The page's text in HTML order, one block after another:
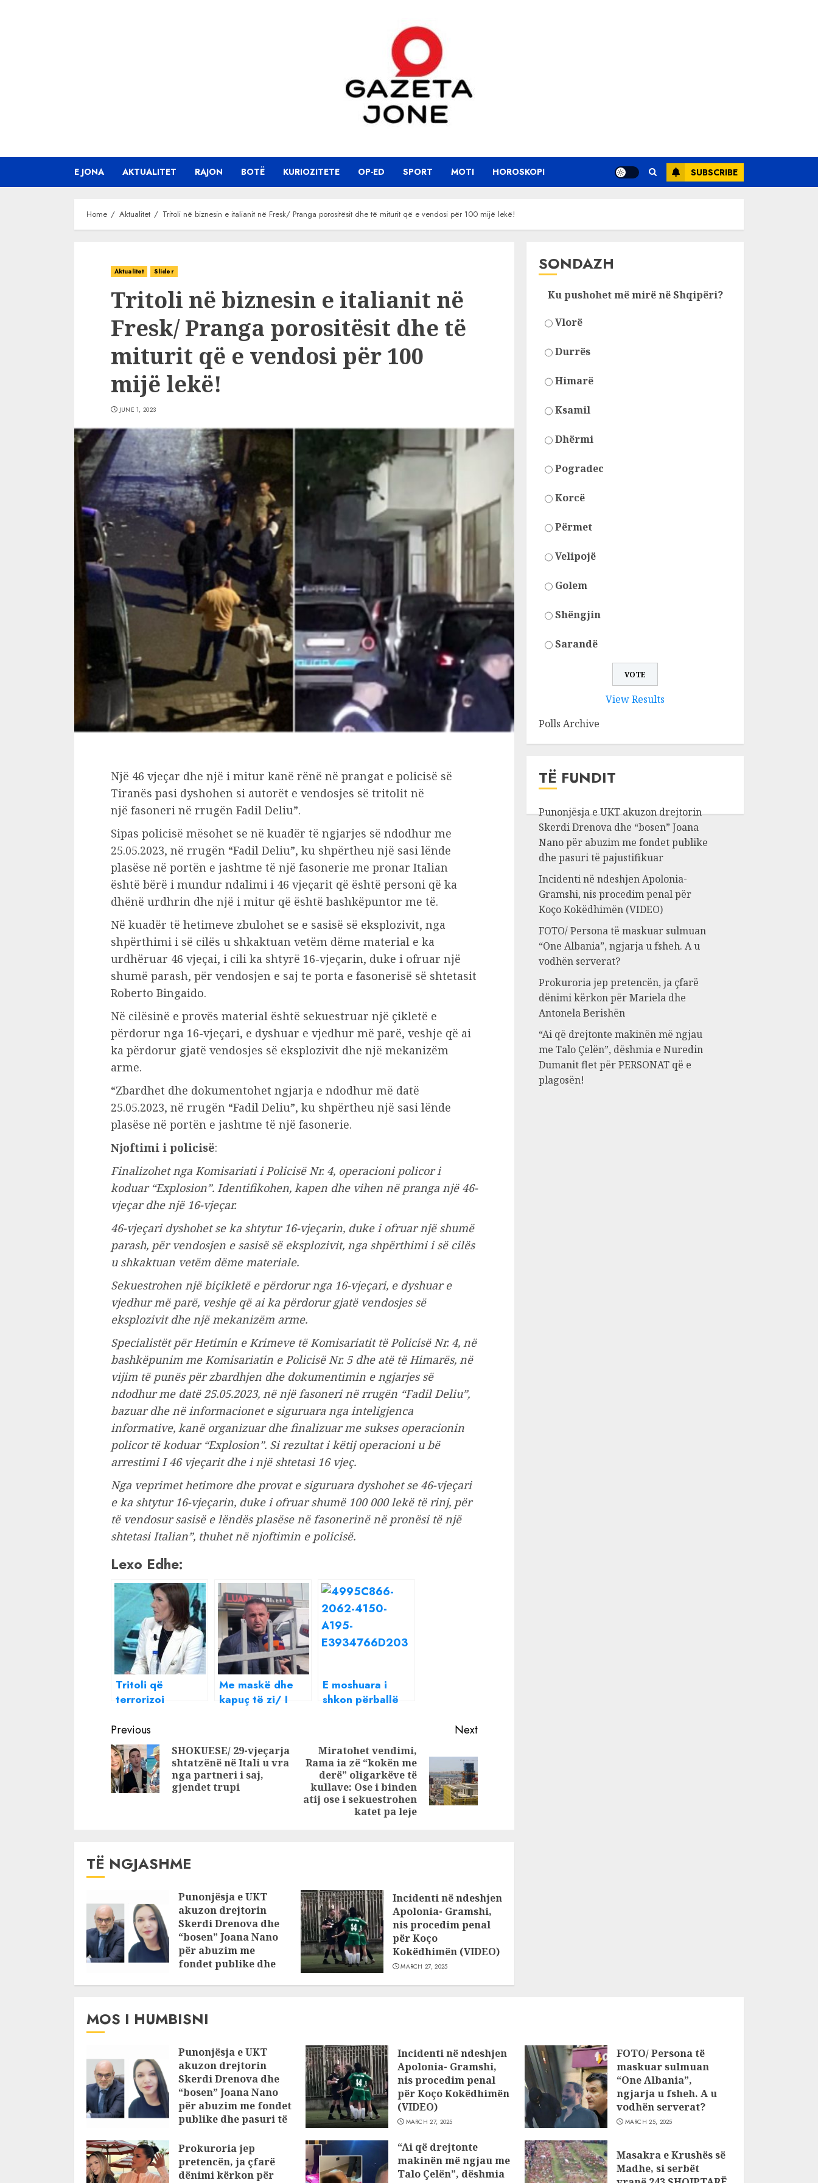
E JONA AKTUALITET RAJON BOTË KURIOZITETE OP-ED SPORT MOTI HOROSKOPI SUBSCRIBE
Home Aktualitet Tritoli në biznesin e italianit në Fresk/ Pranga porositësit dhe të miturit që e vendosi për 100 mijë lekë!
Aktualitet Slider
Tritoli në biznesin e italianit në
Fresk/ Pranga porositësit dhe të
miturit që e vendosi për 100
mijë lekë!
JUNE 1, 2023
Një 46 vjeçar dhe një i mitur kanë rënë në prangat e policisë së
Tiranës pasi dyshohen si autorët e vendosjes së tritolit në
një fasoneri në rrugën Fadil Deliu”.
Sipas policisë mësohet se në kuadër të ngjarjes së ndodhur me
25.05.2023, në rrugën “Fadil Deliu”, ku shpërtheu një sasi lënde
plasëse në portën e jashtme të një fasonerie me pronar Italian
është bërë i mundur ndalimi i 46 vjeçarit që është personi që ka
dhënë urdhrin dhe një i mitur që është bashkëpuntor me të.
Në kuadër të hetimeve zbulohet se e sasisë së eksplozivit, nga
shpërthimi i së cilës u shkaktuan vetëm dëme material e ka
urdhëruar 46 vjeçai, i cili ka shtyrë 16-vjeçarin, duke i ofruar një
shumë parash, për vendosjen e saj te porta e fasonerisë së shtetasit
Roberto Bingaido.
Në cilësinë e provës material është sekuestruar një çikletë e
përdorur nga 16-vjeçari, e dyshuar e vjedhur më parë, veshje që ai
ka përdorur gjatë vendosjes së eksplozivit dhe një mekanizëm
arme.
“Zbardhet dhe dokumentohet ngjarja e ndodhur më datë
25.05.2023, në rrugën “Fadil Deliu”, ku shpërtheu një sasi lënde
plasëse në portën e jashtme të një fasonerie.
Njoftimi i policisë:
Finalizohet nga Komisariati i Policisë Nr. 4, operacioni policor i
koduar “Explosion”. Identifikohen, kapen dhe vihen në pranga një 46-
vjeçar dhe një 16-vjeçar.
46-vjeçari dyshohet se ka shtytur 16-vjeçarin, duke i ofruar një shumë
parash, për vendosjen e sasisë së eksplozivit, nga shpërthimi i së cilës
u shkaktuan vetëm dëme materiale.
Sekuestrohen një biçikletë e përdorur nga 16-vjeçari, e dyshuar e
vjedhur më parë, veshje që ai ka përdorur gjatë vendosjes së
eksplozivit dhe një mekanizëm arme.
Specialistët për Hetimin e Krimeve të Komisariatit të Policisë Nr. 4, në
bashkëpunim me Komisariatin e Policisë Nr. 5 dhe atë të Himarës, në
vijim të punës për zbardhjen dhe dokumentimin e ngjarjes së
ndodhur me datë 25.05.2023, në një fasoneri në rrugën “Fadil Deliu”,
bazuar dhe në informacionet e siguruara nga inteligjenca
informative, kanë organizuar dhe finalizuar me sukses operacionin
policor të koduar “Explosion”. Si rezultat i këtij operacioni u bë
arrestimi I 46 vjeçarit dhe i një shtetasi 16 vjeç.
Nga veprimet hetimore dhe provat e siguruara dyshohet se 46-vjeçari
e ka shtytur 16-vjeçarin, duke i ofruar shumë 100 000 lekë të rinj, për
të vendosur sasisë e lëndës plasëse në fasonerinë në pronësi të një
shtetasi Italian”, thuhet në njoftimin e policisë.
Lexo Edhe:
Tritoli që
terrorizoi
Klodiana Lala
zbulon detaje
tronditëse. Kush
po kërcënon
biznesin?
Me maskë dhe
kapuç të zi/ I
në Durrës, në
pranga 33-vjeçari
nga Kruja!
E moshuara i
shkon përballë
mijë lekë
pension! Rama: E
more bonusin 30
mijë lekë? Shko
ulu aty tani
Continue
Reading
Previous
Previous
post:
SHOKUESE/ 29-vjeçarja
shtatzënë në Itali u vra
nga partneri i saj,
gjendet trupi
Next
post:
Miratohet vendimi,
Rama ia zë “kokën me
derë” oligarkëve të
kullave: Ose i binden
atij ose i sekuestrohen
katet pa leje
TË NGJASHME
Punonjësja e UKT
akuzon drejtorin
Skerdi Drenova dhe
“bosen” Joana Nano
për abuzim me
fondet publike dhe
Incidenti në ndeshjen
Apolonia- Gramshi,
nis procedim penal
për Koço
Kokëdhimën (VIDEO)
MARCH 27, 2025
SONDAZH
Ku pushohet më mirë në Shqipëri?
Vlorë
Durrës
Himarë
Ksamil
Dhërmi
Pogradec
Korcë
Përmet
Velipojë
Golem
Shëngjin
Sarandë
View Results
Polls Archive
TË FUNDIT
Punonjësja e UKT akuzon drejtorin
Skerdi Drenova dhe “bosen” Joana
Nano për abuzim me fondet publike
dhe pasuri të pajustifikuar
Incidenti në ndeshjen Apolonia-
Gramshi, nis procedim penal për
Koço Kokëdhimën (VIDEO)
FOTO/ Persona të maskuar sulmuan
“One Albania”, ngjarja u fsheh. A u
vodhën serverat?
Prokuroria jep pretencën, ja çfarë
dënimi kërkon për Mariela dhe
Antonela Berishën
“Ai që drejtonte makinën më ngjau
me Talo Çelën”, dëshmia e Nuredin
Dumanit flet për PERSONAT që e
plagosën!
MOS I HUMBISNI
Punonjësja e UKT
akuzon drejtorin
Skerdi Drenova dhe
“bosen” Joana Nano
për abuzim me fondet
publike dhe pasuri të
JULY 24, 2025
Incidenti në ndeshjen
Apolonia- Gramshi,
nis procedim penal
për Koço Kokëdhimën
(VIDEO)
MARCH 27, 2025
FOTO/ Persona të
maskuar sulmuan
“One Albania”,
ngjarja u fsheh. A u
vodhën serverat?
MARCH 25, 2025
Prokuroria jep
pretencën, ja çfarë
dënimi kërkon për
“Ai që drejtonte
makinën më ngjau me
Talo Çelën”, dëshmia
Masakra e Krushës së
Madhe, si serbët